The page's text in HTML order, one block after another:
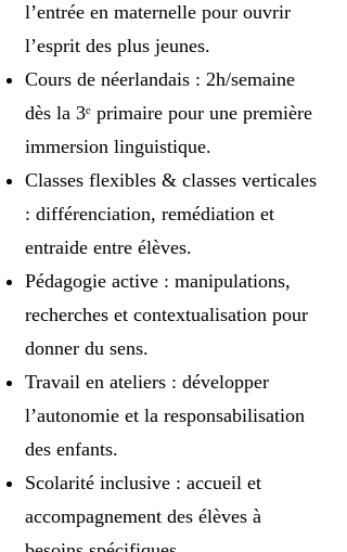
l’entrée en maternelle pour ouvrir
l’esprit des plus jeunes.
Cours de néerlandais : 2h/semaine
dès la 3ᵉ primaire pour une première
immersion linguistique.
Classes flexibles & classes verticales
: différenciation, remédiation et
entraide entre élèves.
Pédagogie active : manipulations,
recherches et contextualisation pour
donner du sens.
Travail en ateliers : développer
l’autonomie et la responsabilisation
des enfants.
Scolarité inclusive : accueil et
accompagnement des élèves à